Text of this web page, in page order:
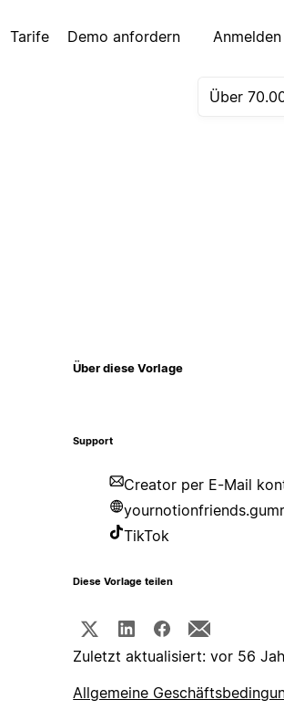
Tarife Demo anfordern Anmelden
Über diese Vorlage
Support
Creator per E-Mail
TikTok
Diese Vorlage teilen
Zuletzt aktualisiert: vor 56
Allgemeine